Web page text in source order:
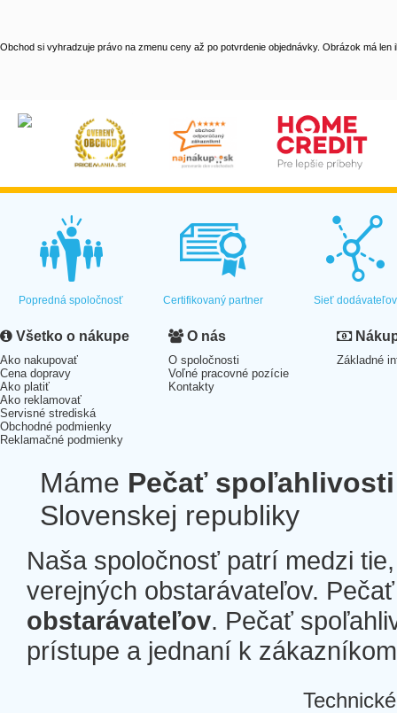
Obchod si vyhradzuje právo na zmenu ceny až po potvrdenie objednávky. Obrázok má len
Popredná spoločnosť Certifikovaný partner Sieť dodávateľov
Všetko o nákupe
Ako nakupovať
Cena dopravy
Ako platiť
Ako reklamovať
Servisné strediská
Obchodné podmienky
Reklamačné podmienky
O nás
O spoločnosti
Voľné pracovné pozície
Kontakty
Základné
Máme Pečať spoľahlivosti
Slovenskej republiky
Naša spoločnosť patrí medzi
verejných obstarávateľov.
obstarávateľov. Pečať
prístupe a jednaní k